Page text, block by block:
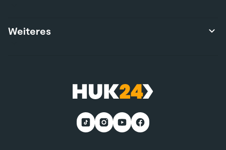
Hausratversicherung
Wohnmobilversicherung
Über uns
Weiteres
*Teilnahmebedingungen